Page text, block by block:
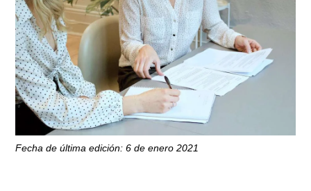
Fecha de última edición: 6 de enero 2021